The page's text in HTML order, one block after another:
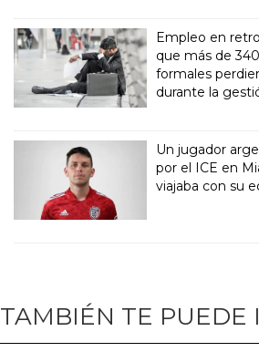
Empleo en
que más de
formales
durante la
Un jugador
por el ICE en
viajaba con su
TAMBIÉN TE PUEDE